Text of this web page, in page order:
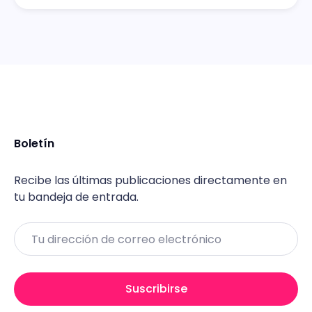
Boletín
Recibe las últimas publicaciones directamente en
tu bandeja de entrada.
Email
Suscribirse